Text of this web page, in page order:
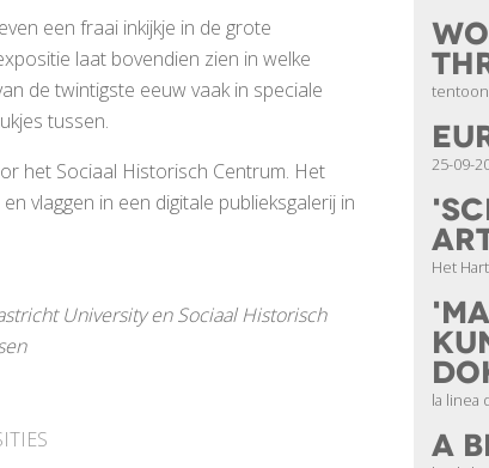
een fraai inkijkje in de grote
laat bovendien zien in welke
de twintigste eeuw vaak in speciale
tussen.
het Sociaal Historisch Centrum. Het
vlaggen in een digitale publieksgalerij in
University en Sociaal Historisch
25-09-
Het
la linea
a